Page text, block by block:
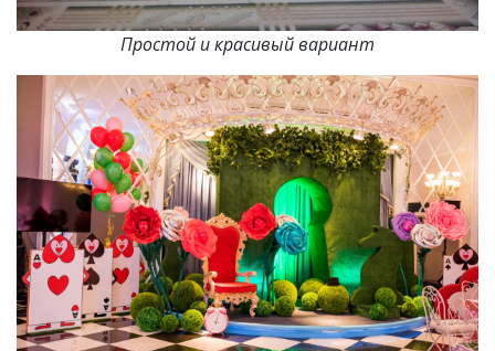
Простой и красивый вариант